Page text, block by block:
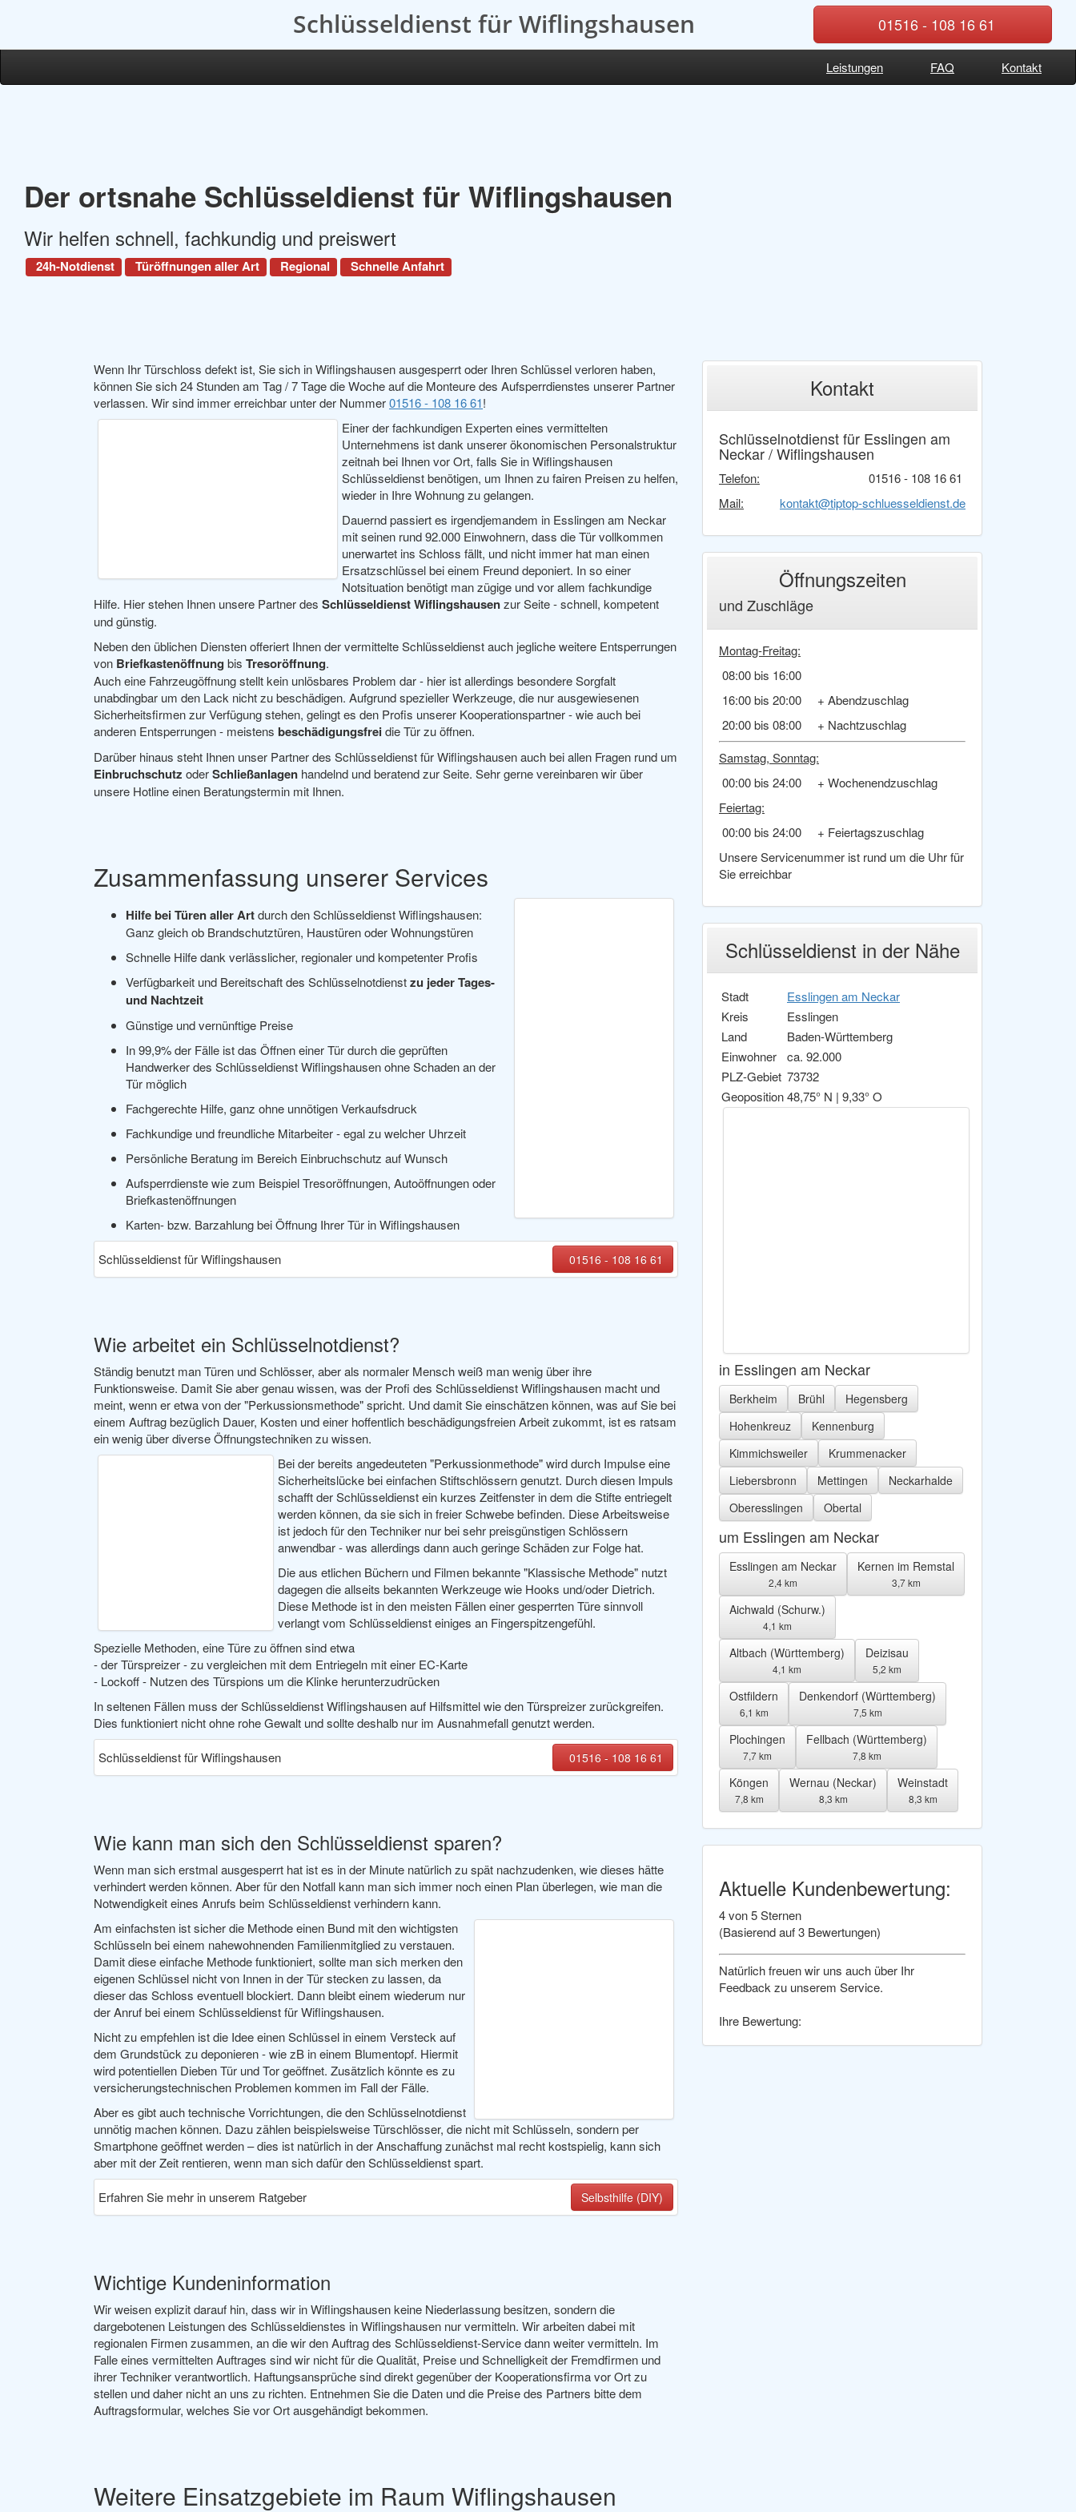
Leistungen FAQ Kontakt
Schlüsseldienst für Wiflingshausen 01516 - 108 16 61
Der ortsnahe Schlüsseldienst für Wiflingshausen
Wir helfen schnell, fachkundig und preiswert
24h-Notdienst Türöffnungen aller Art Regional Schnelle Anfahrt
Wenn Ihr Türschloss defekt ist, Sie sich in Wiflingshausen ausgesperrt oder Ihren Schlüssel verloren haben,
können Sie sich 24 Stunden am Tag / 7 Tage die Woche auf die Monteure des Aufsperrdienstes unserer Partner
verlassen. Wir sind immer erreichbar unter der Nummer01516 - 108 16 61!
Einer der fachkundigen Experten eines vermittelten
Unternehmens ist dank unserer ökonomischen Personalstruktur
zeitnah bei Ihnen vor Ort, falls Sie in Wiflingshausen
Schlüsseldienst benötigen, um Ihnen zu fairen Preisen zu helfen,
wieder in Ihre Wohnung zu gelangen.
Dauernd passiert es irgendjemandem in Esslingen am Neckar
mit seinen rund 92.000 Einwohnern, dass die Tür vollkommen
unerwartet ins Schloss fällt, und nicht immer hat man einen
Ersatzschlüssel bei einem Freund deponiert. In so einer
Notsituation benötigt man zügige und vor allem fachkundige
Hilfe. Hier stehen Ihnen unsere Partner des Schlüsseldienst Wiflingshausenzur Seite - schnell, kompetent
und günstig.
Neben den üblichen Diensten offeriert Ihnen der vermittelte Schlüsseldienst auch jegliche weitere Entsperrungen
von Briefkastenöffnung bis Tresoröffnung.
Auch eine Fahrzeugöffnung stellt kein unlösbares Problem dar - hier ist allerdings besondere Sorgfalt
unabdingbar um den Lack nicht zu beschädigen. Aufgrund spezieller Werkzeuge, die nur ausgewiesenen
Sicherheitsfirmen zur Verfügung stehen, gelingt es den Profis unserer Kooperationspartner - wie auch bei
anderen Entsperrungen - meistens beschädigungsfreidie Tür zu öffnen.
Darüber hinaus steht Ihnen unser Partner des Schlüsseldienst für Wiflingshausen auch bei allen Fragen rund um
Einbruchschutz oderSchließanlagen handelnd und beratend zur Seite. Sehr gerne vereinbaren wir über
unsere Hotline einen Beratungstermin mit Ihnen.
Zusammenfassung unserer Services
Hilfe bei Türen aller Artdurch den Schlüsseldienst Wiflingshausen:
Ganz gleich ob Brandschutztüren, Haustüren oder Wohnungstüren
Schnelle Hilfe dank verlässlicher, regionaler und kompetenter Profis
Verfügbarkeit und Bereitschaft des Schlüsselnotdienstzu jeder Tages-
und Nachtzeit
Günstige und vernünftige Preise
In 99,9% der Fälle ist das Öffnen einer Tür durch die geprüften
Handwerker des Schlüsseldienst Wiflingshausen ohne Schaden an der
Tür möglich
Fachgerechte Hilfe, ganz ohne unnötigen Verkaufsdruck
Fachkundige und freundliche Mitarbeiter - egal zu welcher Uhrzeit
Persönliche Beratung im Bereich Einbruchschutz auf Wunsch
Aufsperrdienste wie zum Beispiel Tresoröffnungen, Autoöffnungen oder
Briefkastenöffnungen
Karten- bzw. Barzahlung bei Öffnung Ihrer Tür in Wiflingshausen
Schlüsseldienst für Wiflingshausen 01516 - 108 16 61
Wie arbeitet ein Schlüsselnotdienst?
Ständig benutzt man Türen und Schlösser, aber als normaler Mensch weiß man wenig über ihre
Funktionsweise. Damit Sie aber genau wissen, was der Profi des Schlüsseldienst Wiflingshausen macht und
meint, wenn er etwa von der "Perkussionsmethode" spricht. Und damit Sie einschätzen können, was auf Sie bei
einem Auftrag bezüglich Dauer, Kosten und einer hoffentlich beschädigungsfreien Arbeit zukommt, ist es ratsam
ein wenig über diverse Öffnungstechniken zu wissen.
Bei der bereits angedeuteten "Perkussionmethode" wird durch Impulse eine
Sicherheitslücke bei einfachen Stiftschlössern genutzt. Durch diesen Impuls
schafft der Schlüsseldienst ein kurzes Zeitfenster in dem die Stifte entriegelt
werden können, da sie sich in freier Schwebe befinden. Diese Arbeitsweise
ist jedoch für den Techniker nur bei sehr preisgünstigen Schlössern
anwendbar - was allerdings dann auch geringe Schäden zur Folge hat.
Die aus etlichen Büchern und Filmen bekannte "Klassische Methode" nutzt
dagegen die allseits bekannten Werkzeuge wie Hooks und/oder Dietrich.
Diese Methode ist in den meisten Fällen einer gesperrten Türe sinnvoll
verlangt vom Schlüsseldienst einiges an Fingerspitzengefühl.
Spezielle Methoden, eine Türe zu öffnen sind etwa
- der Türspreizer - zu vergleichen mit dem Entriegeln mit einer EC-Karte
- Lockoff - Nutzen des Türspions um die Klinke herunterzudrücken
In seltenen Fällen muss der Schlüsseldienst Wiflingshausen auf Hilfsmittel wie den Türspreizer zurückgreifen.
Dies funktioniert nicht ohne rohe Gewalt und sollte deshalb nur im Ausnahmefall genutzt werden.
Schlüsseldienst für Wiflingshausen 01516 - 108 16 61
Wie kann man sich den Schlüsseldienst sparen?
Wenn man sich erstmal ausgesperrt hat ist es in der Minute natürlich zu spät nachzudenken, wie dieses hätte
verhindert werden können. Aber für den Notfall kann man sich immer noch einen Plan überlegen, wie man die
Notwendigkeit eines Anrufs beim Schlüsseldienst verhindern kann.
Am einfachsten ist sicher die Methode einen Bund mit den wichtigsten
Schlüsseln bei einem nahewohnenden Familienmitglied zu verstauen.
Damit diese einfache Methode funktioniert, sollte man sich merken den
eigenen Schlüssel nicht von Innen in der Tür stecken zu lassen, da
dieser das Schloss eventuell blockiert. Dann bleibt einem wiederum nur
der Anruf bei einem Schlüsseldienst für Wiflingshausen.
Nicht zu empfehlen ist die Idee einen Schlüssel in einem Versteck auf
dem Grundstück zu deponieren - wie zB in einem Blumentopf. Hiermit
wird potentiellen Dieben Tür und Tor geöffnet. Zusätzlich könnte es zu
versicherungstechnischen Problemen kommen im Fall der Fälle.
Aber es gibt auch technische Vorrichtungen, die den Schlüsselnotdienst
unnötig machen können. Dazu zählen beispielsweise Türschlösser, die nicht mit Schlüsseln, sondern per
Smartphone geöffnet werden – dies ist natürlich in der Anschaffung zunächst mal recht kostspielig, kann sich
aber mit der Zeit rentieren, wenn man sich dafür den Schlüsseldienst spart.
Erfahren Sie mehr in unserem Ratgeber Selbsthilfe (DIY)
Wichtige Kundeninformation
Wir weisen explizit darauf hin, dass wir in Wiflingshausen keine Niederlassung besitzen, sondern die
dargebotenen Leistungen des Schlüsseldienstes in Wiflingshausen nur vermitteln. Wir arbeiten dabei mit
regionalen Firmen zusammen, an die wir den Auftrag des Schlüsseldienst-Service dann weiter vermitteln. Im
Falle eines vermittelten Auftrages sind wir nicht für die Qualität, Preise und Schnelligkeit der Fremdfirmen und
ihrer Techniker verantwortlich. Haftungsansprüche sind direkt gegenüber der Kooperationsfirma vor Ort zu
stellen und daher nicht an uns zu richten. Entnehmen Sie die Daten und die Preise des Partners bitte dem
Auftragsformular, welches Sie vor Ort ausgehändigt bekommen.
Weitere Einsatzgebiete im Raum Wiflingshausen
Kontakt
Schlüsselnotdienst für Esslingen am
Neckar / Wiflingshausen
Telefon:
01516 - 108 16 61
Mail:
kontakt@tiptop-schluesseldienst.de
Öffnungszeiten
und Zuschläge
Montag-Freitag:
08:00 bis 16:00
16:00 bis 20:00 + Abendzuschlag
20:00 bis 08:00 + Nachtzuschlag
Samstag, Sonntag:
00:00 bis 24:00 + Wochenendzuschlag
Feiertag:
00:00 bis 24:00 + Feiertagszuschlag
Unsere Servicenummer ist rund um die Uhr für
Sie erreichbar
Schlüsseldienst in der Nähe
Stadt
Esslingen am Neckar
Kreis
Esslingen
Land
Baden-Württemberg
Einwohner
ca. 92.000
PLZ-Gebiet 73732
Geoposition48,75° N | 9,33° O
in Esslingen am Neckar
Berkheim Brühl
Hegensberg
Hohenkreuz
Kennenburg
Kimmichsweiler
Krummenacker
Liebersbronn
Mettingen
Neckarhalde
Oberesslingen
Obertal
um Esslingen am Neckar
Esslingen am Neckar
2,4 km
Kernen im Remstal
3,7 km
Aichwald (Schurw.)
4,1 km
Altbach (Württemberg)
4,1 km
Deizisau
5,2 km
Ostfildern
6,1 km
Denkendorf (Württemberg)
7,5 km
Plochingen
7,7 km
Fellbach (Württemberg)
7,8 km
Köngen
7,8 km
Wernau (Neckar)
8,3 km
Weinstadt
8,3 km
Aktuelle Kundenbewertung:
4von 5 Sternen
(Basierend auf3 Bewertungen)
Natürlich freuen wir uns auch über Ihr
Feedback zu unserem Service.
Ihre Bewertung: